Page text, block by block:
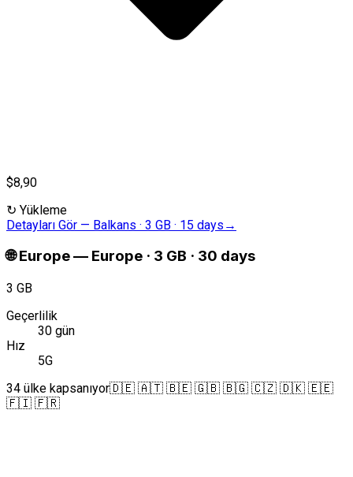
$8,90
↻ Yükleme
Detayları Gör — Balkans · 3 GB · 15 days →
🌐 Europe— Europe · 3 GB · 30 days
3 GB
Geçerlilik
30 gün
Hız
5G
34 ülke kapsanıyor🇩🇪 🇦🇹 🇧🇪 🇬🇧 🇧🇬 🇨🇿 🇩🇰 🇪🇪
🇫🇮 🇫🇷